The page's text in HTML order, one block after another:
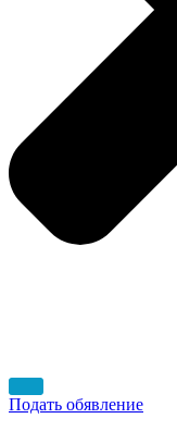
Подать обявление